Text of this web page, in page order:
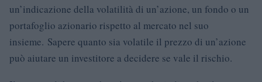
un’indicazione della volatilità di un’azione, un fondo o un
portafoglio azionario rispetto al mercato nel suo
insieme. Sapere quanto sia volatile il prezzo di un’azione
può aiutare un investitore a decidere se vale il rischio.